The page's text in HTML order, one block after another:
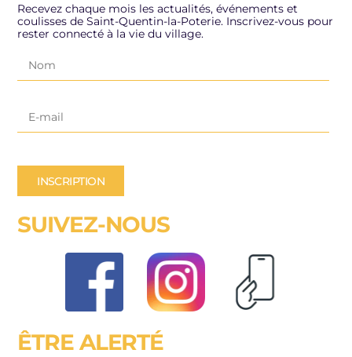
Recevez chaque mois les actualités, événements et
coulisses de Saint-Quentin-la-Poterie. Inscrivez-vous pour
rester connecté à la vie du village.
INSCRIPTION
SUIVEZ-NOUS
ÊTRE ALERTÉ